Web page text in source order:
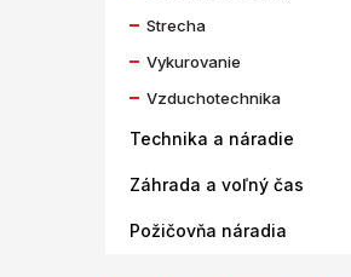
Strecha
Vykurovanie
Vzduchotechnika
Technika a náradie
Záhrada a voľný čas
Požičovňa náradia